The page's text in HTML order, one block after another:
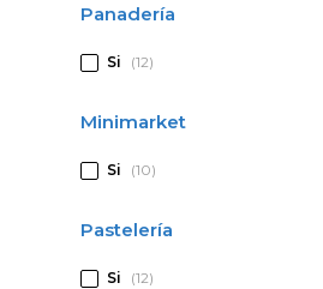
Panadería
Si (12)
Minimarket
Si (10)
Pastelería
Si (12)